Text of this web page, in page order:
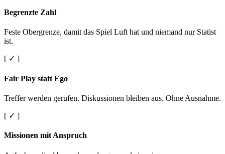
Begrenzte Zahl
Feste Obergrenze, damit das Spiel Luft hat und niemand nur Statist
ist.
[ ✓ ]
Fair Play statt Ego
Treffer werden gerufen. Diskussionen bleiben aus. Ohne Ausnahme.
[ ✓ ]
Missionen mit Anspruch